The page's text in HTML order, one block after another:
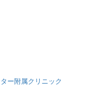
ー附属クリニック